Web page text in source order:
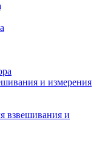
и измерения
взвешивания и